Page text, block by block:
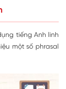
tiếng Anh linh
một số phrasal